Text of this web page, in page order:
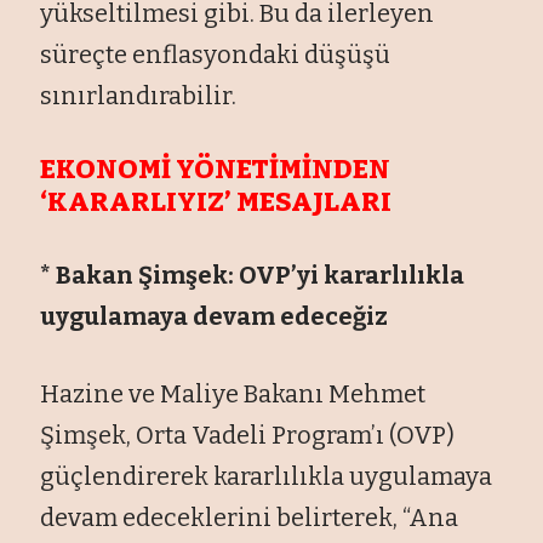
yükseltilmesi gibi. Bu da ilerleyen
süreçte enflasyondaki düşüşü
sınırlandırabilir.
EKONOMİ YÖNETİMİNDEN
‘KARARLIYIZ’ MESAJLARI
* Bakan Şimşek: OVP’yi kararlılıkla
uygulamaya devam edeceğiz
Hazine ve Maliye Bakanı Mehmet
Şimşek, Orta Vadeli Program’ı (OVP)
güçlendirerek kararlılıkla uygulamaya
devam edeceklerini belirterek, “Ana